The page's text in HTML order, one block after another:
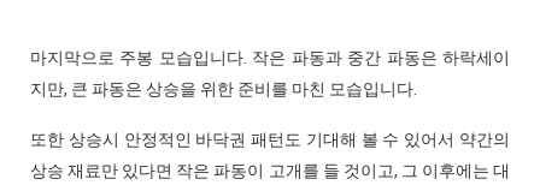
마지막으로 주봉 모습입니다. 작은 파동과 중간 파동은 하락세이
지만, 큰 파동은 상승을 위한 준비를 마친 모습입니다.
또한 상승시 안정적인 바닥권 패턴도 기대해 볼 수 있어서 약간의
상승 재료만 있다면 작은 파동이 고개를 들 것이고, 그 이후에는 대